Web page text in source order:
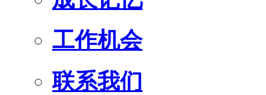
工作机会
联系我们